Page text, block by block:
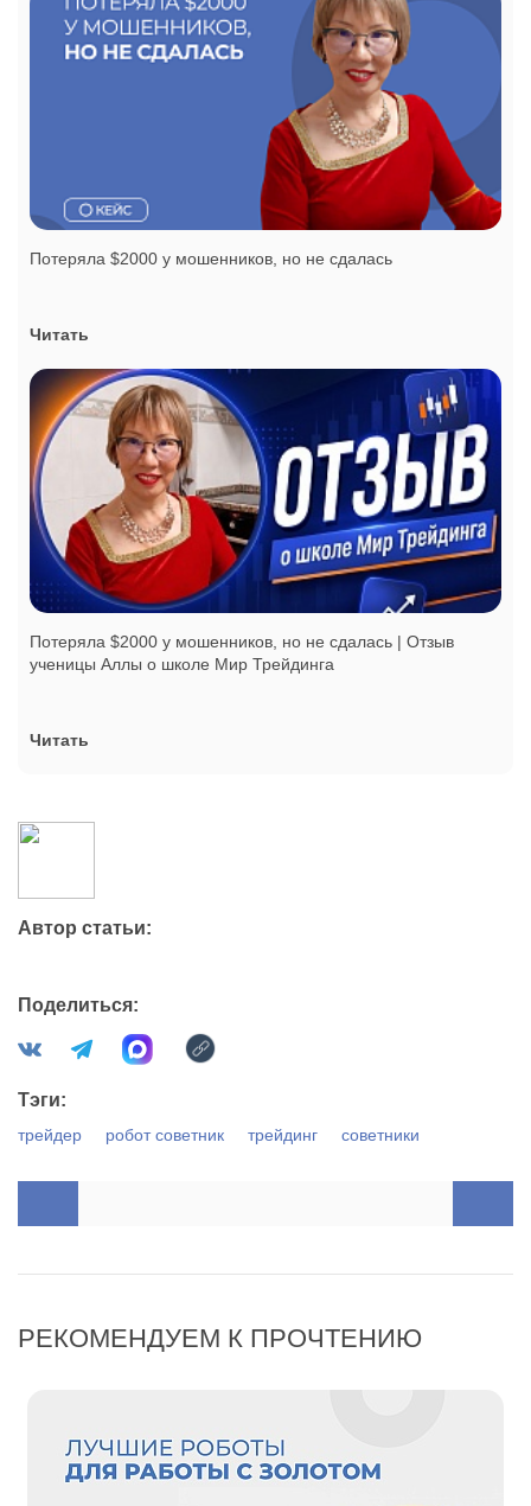
Потеряла $2000 у мошенников, но не сдалась
Читать
Потеряла $2000 у мошенников, но не сдалась | Отзыв
ученицы Аллы о школе Мир Трейдинга
Читать
Автор статьи:
Поделиться:
Тэги:
трейдер робот советник трейдинг советники
РЕКОМЕНДУЕМ К ПРОЧТЕНИЮ